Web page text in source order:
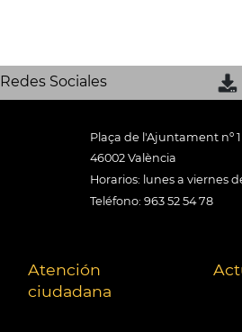
Redes Sociales
Plaça de l'Ajuntament nº 1
46002 València
Horarios: lunes a viernes
Teléfono: 963 52 54 78
Atención
ciudadana